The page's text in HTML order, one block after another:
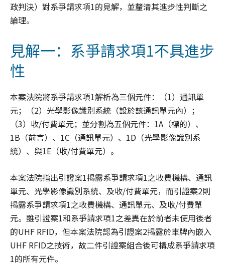
政判決）對系爭請求項1的見解，並釐清其進步性判斷之
論理。
見解一：系爭請求項1不具進步
性
本案法院將系爭請求項1解析為三個元件：（1）通訊單
元；（2）光學影像識別系統（設於該通訊單元內）；
（3）收/付費單元；並分割為五個元件：1A（標的）、
1B（前言）、1C（通訊單元）、1D（光學影像識別系
統）、與1E（收/付費單元）。
本案法院指出引證案1揭露系爭請求項1之收費機構、通訊
單元、光學影像識別系統、及收/付費單元，而引證案2則
揭露系爭請求項1之收費機構、通訊單元、及收/付費單
元。雖引證案1和系爭請求項1之差異在於前者未使用後者
的UHF RFID，但本案法院認為引證案2揭露於車牌內嵌入
UHF RFID之技術，故二件引證案組合後可構成系爭請求項
1的所有元件。